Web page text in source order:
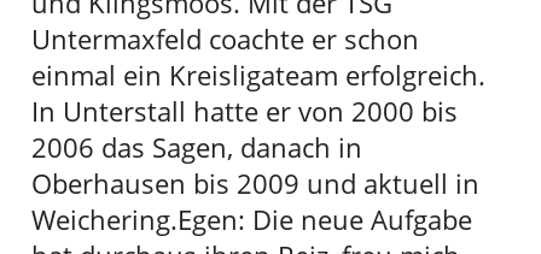
Untermaxfeld coachte er schon
einmal ein Kreisligateam erfolgreich.
In Unterstall hatte er von 2000 bis
2006 das Sagen, danach in
Oberhausen bis 2009 und aktuell in
Weichering.Egen: Die neue Aufgabe